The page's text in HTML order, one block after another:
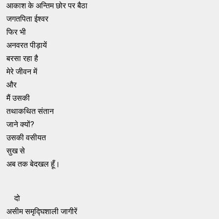
आकाश के अन्तिम छोर पर बैठा
जगतपिता ईश्वर
फिर भी
अनवरत पीड़ायें
बरसा रहा है
मेरे जीवन में
और
मैं उसकी
तथाकथित संतान
जाने क्यों?
उसकी वसीयत
सुख से
अब तक बेदखल हूँ।
दो
असीम समृद्घिशाली जागीरें